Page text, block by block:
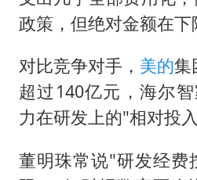
政策，但绝对金额在下
对比竞争对手， 美的集
超过140亿元，海尔
力在研发上的"相对投
董明珠常说"研发经费